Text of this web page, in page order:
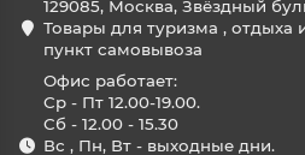
129085, Москва, Звёздный
Товары для туризма ,
пункт самовывоза
Офис работает:
Ср - Пт 12.00-19.00.
Сб - 12.00 - 15.30
Вс , Пн, Вт - выходные дни.